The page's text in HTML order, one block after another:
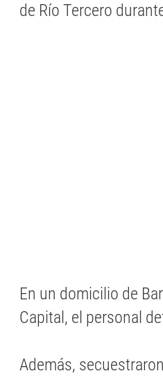
de Río Tercero
En un domicilio de
Capital, el personal
Además,